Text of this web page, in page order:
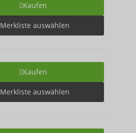
Kaufen
Merkliste auswählen
Kaufen
Merkliste auswählen